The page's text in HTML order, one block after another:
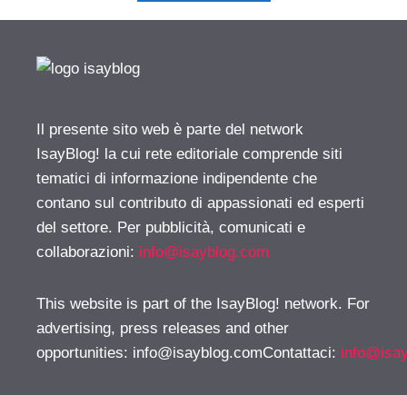
Il presente sito web è parte del network
IsayBlog! la cui rete editoriale comprende siti
tematici di informazione indipendente che
contano sul contributo di appassionati ed esperti
del settore. Per pubblicità, comunicati e
collaborazioni: info@isayblog.com
This website is part of the IsayBlog! network. For
advertising, press releases and other
opportunities: info@isayblog.comContattaci: